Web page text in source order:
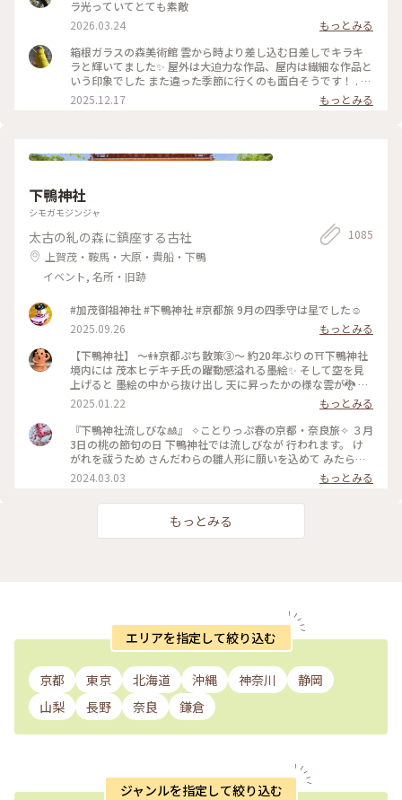
の花をクリスタル・ガラスで表現... 爽やかな初夏の風と木漏れ
日に輝く様子は 夢のように美しかったです𖧷 ⁺. 【展示期間】
2026年3月14日から6月25日まで。 #箱根ガラスの森美術館 #
箱根 #ちいさな列車旅 #クリスタル・ガラスの藤の花 #藤の花
#藤 #久しぶりにロマンスカー
ラ光っていてとても素敵
2026.03.24
もっとみる
箱根ガラスの森美術館 雲から時より差し込む日差しでキラキ
ラと輝いてました✨ 屋外は大迫力な作品、屋内は繊細な作品と
いう印象でした また違った季節に行くのも面白そうです！ . #
2025.12.17 もっとみる
下鴨神社
シモガモジンジャ
太古の糺の森に鎮座する古社
上賀茂・鞍馬・大原・貴船・下鴨
イベント, 名所・旧跡
1085
#加茂御祖神社 #下鴨神社 #京都旅 9月の四季守は星でした☺️
2025.09.26
もっとみる
【下鴨神社】 〜👭京都ぷち散策③〜 約20年ぶりの⛩️下鴨神社
境内には 茂本ヒデキチ氏の躍動感溢れる墨絵✨ そして空を見
上げると 墨絵の中から抜け出し 天に昇ったかの様な雲が🐉 パ
ワーを感じ見入ってしまったd-maruでした #ご利益めぐり #
下鴨神社
2025.01.22
もっとみる
『下鴨神社流しびな🎎』 ✧︎ことりっぷ春の京都・奈良旅✧︎ ３月
3日の桃の節句の日 下鴨神社では流しびなが 行われます。 け
がれを祓うため さんだわらの雛人形に願いを込めて みたらし
川にひな人形を流します。 ちょうどこの日下鴨神社を 訪れる
予定だったので なんとか見てみたいと思って 行きましたが、
たくさんの人垣で 流しびなの様子は 全然見えませんでした😂
最後ごろ少しだけ お内裏様とお雛様の姿を遠目に やっと見る
ことができました🎎😆 平安時代の装束をした お雛様や来賓や
旅 #下鴨神社 #流しびな #流し雛 #伝統行事 #桃の節句 #ひな祭
り #お雛様 #お内裏様 #雛人形 #たわわちゃん #京都 #出町柳 #
春 #春の京都 #ことりっぷ京都 #ひとり旅
2024.03.03 もっとみる
もっとみる
エリアを指定して絞り込む
京都 東京 北海道 沖縄 神奈川
静岡
山梨
長野 奈良 鎌倉
ジャンルを指定して絞り込む